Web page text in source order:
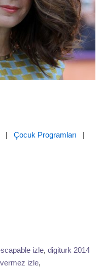
| Çocuk Programları |
izle, digiturk 2014
izle,